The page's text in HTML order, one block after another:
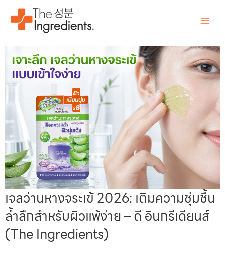
content
เจลว่านหางจระเข้ 2026: เติมความชุ่มชื้น
ล้ำลึกสำหรับผิวแพ้ง่าย – ดี อินกรีเดียนส์
(The Ingredients)